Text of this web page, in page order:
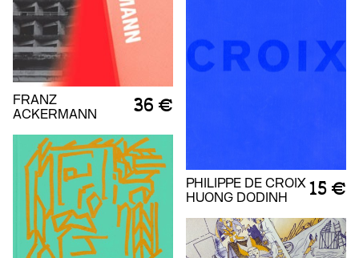
FRANZ
ACKERMANN
36 €
PHILIPPE DE CROIX
HUONG DODINH
15 €